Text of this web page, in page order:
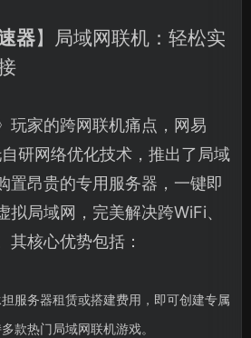
器】局域网联机：轻松实
玩家的跨网联机痛点，网易
研网络优化技术，推出了局域
置昂贵的专用服务器，一键即
拟局域网，完美解决跨WiFi、
其核心优势包括：
担服务器租赁或搭建费用，即可创建专属
款热门局域网联机游戏。